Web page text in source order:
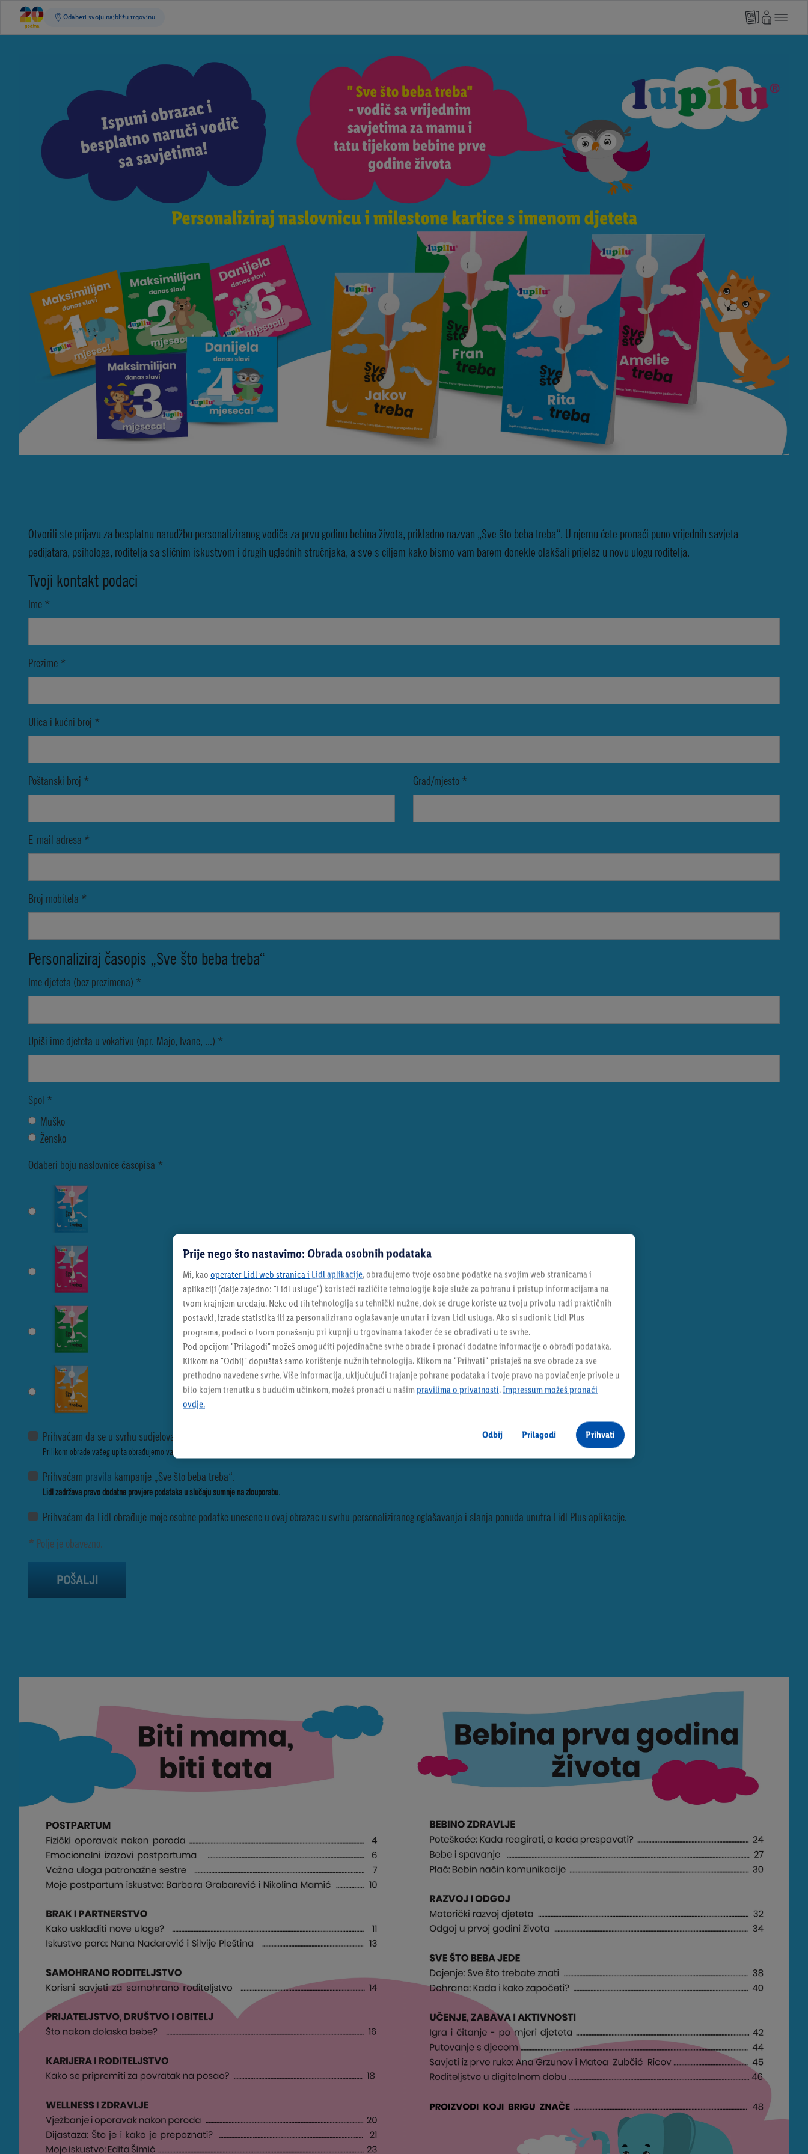
Prije nego što nastavimo: Obrada osobnih podataka
Mi, kao operater Lidl web stranica i Lidl aplikacije, obrađujemo tvoje osobne podatke na svojim web stranicama i
aplikaciji (dalje zajedno: "Lidl usluge") koristeći različite tehnologije koje služe za pohranu i pristup informacijama na
tvom krajnjem uređaju. Neke od tih tehnologija su tehnički nužne, dok se druge koriste uz tvoju privolu radi praktičnih
postavki, izrade statistika ili za personalizirano oglašavanje unutar i izvan Lidl usluga. Ako si sudionik Lidl Plus
programa, podaci o tvom ponašanju pri kupnji u trgovinama također će se obrađivati u te svrhe.
Pod opcijom "Prilagodi" možeš omogućiti pojedinačne svrhe obrade i pronaći dodatne informacije o obradi podataka.
Klikom na "Odbij" dopuštaš samo korištenje nužnih tehnologija. Klikom na "Prihvati" pristaješ na sve obrade za sve
prethodno navedene svrhe. Više informacija, uključujući trajanje pohrane podataka i tvoje pravo na povlačenje privole u
bilo kojem trenutku s budućim učinkom, možeš pronaći u našim pravilima o privatnosti.Impressum možeš pronaći
ovdje.
Odbij Prilagodi Prihvati